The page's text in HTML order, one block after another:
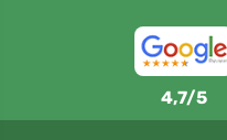
4,7/5